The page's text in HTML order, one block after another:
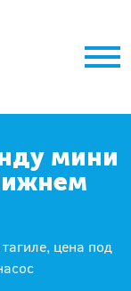
мини
цена под